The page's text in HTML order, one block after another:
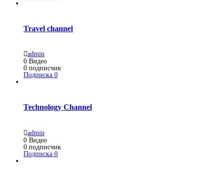
Travel channel
admin
0 Видео
0 подписчик
Подписка 0
Technology Channel
admin
0 Видео
0 подписчик
Подписка 0